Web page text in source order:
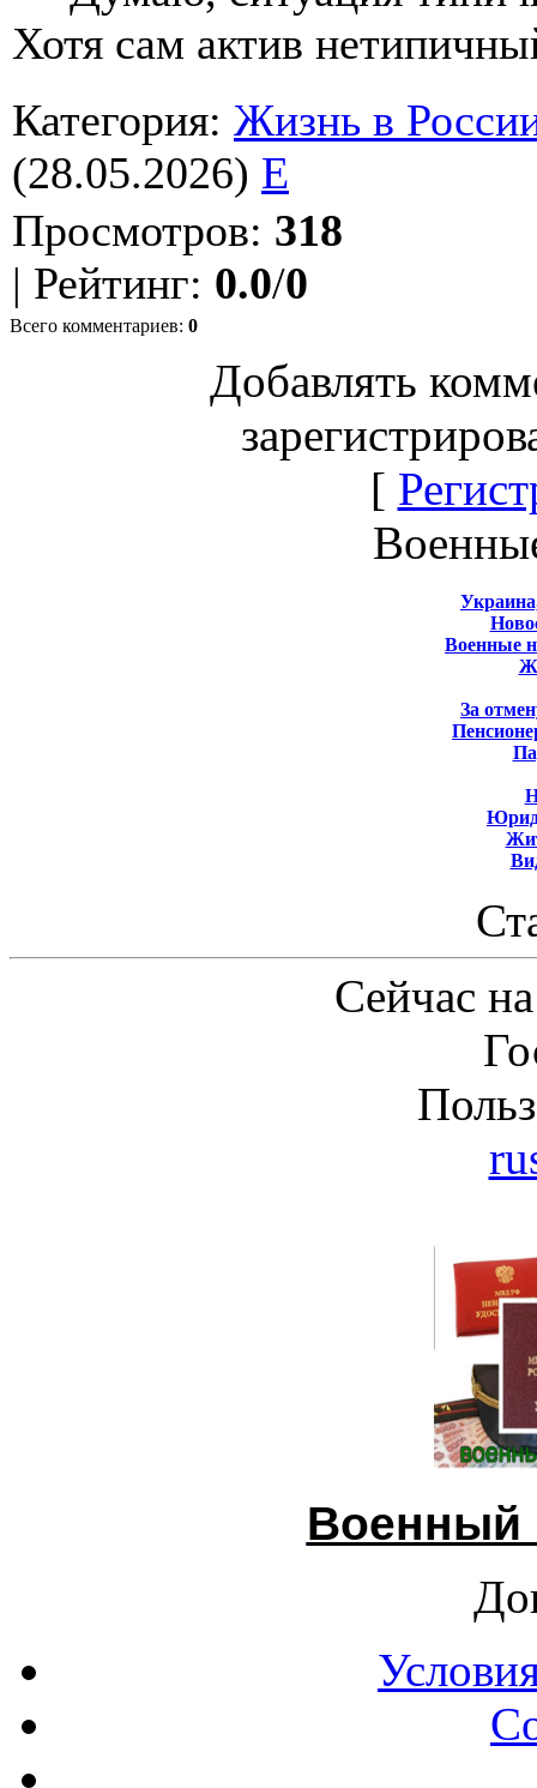
Хотя сам актив
Категория: Жизнь в
(28.05.2026) E
Просмотров: 318
| Рейтинг: 0.0/0
Всего комментариев: 0
Добавлять
[
Военные
За
Сейчас
Военный